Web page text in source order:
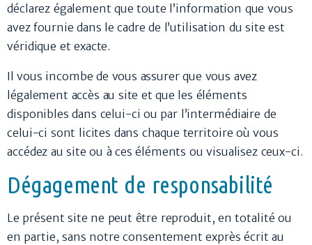
déclarez également que toute l’information que vous
avez fournie dans le cadre de l’utilisation du site est
véridique et exacte.
Il vous incombe de vous assurer que vous avez
légalement accès au site et que les éléments
disponibles dans celui-ci ou par l’intermédiaire de
celui-ci sont licites dans chaque territoire où vous
accédez au site ou à ces éléments ou visualisez ceux-ci.
Dégagement de responsabilité
Le présent site ne peut être reproduit, en totalité ou
en partie, sans notre consentement exprès écrit au